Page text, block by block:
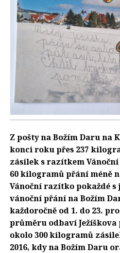
Z pošty na Božím Daru na
konci roku přes 237
zásilek s razítkem Vánoční
60 kilogramů přání méně
Vánoční razítko pokaždé s
vánoční přání na Božím
každoročně od 1. do 23.
průměru odbaví Ježíškova
okolo 300 kilogramů
2016, kdy na Božím Daru